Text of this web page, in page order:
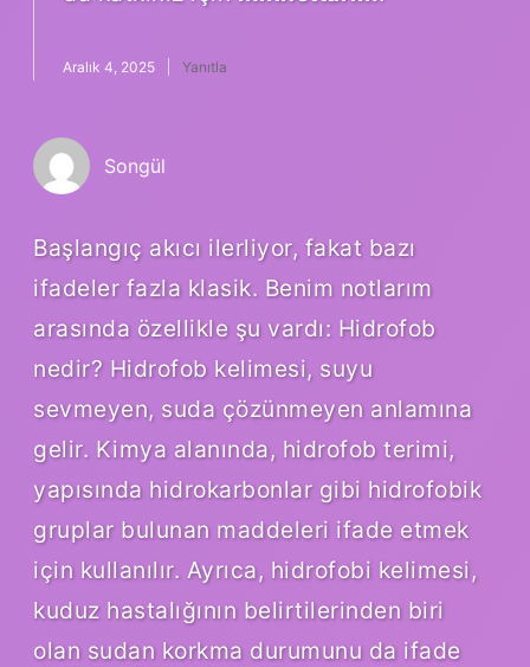
Aralık 4, 2025 Yanıtla
Songül
Başlangıç akıcı ilerliyor, fakat bazı
ifadeler fazla klasik. Benim notlarım
arasında özellikle şu vardı: Hidrofob
nedir? Hidrofob kelimesi, suyu
sevmeyen, suda çözünmeyen anlamına
gelir. Kimya alanında, hidrofob terimi,
yapısında hidrokarbonlar gibi hidrofobik
gruplar bulunan maddeleri ifade etmek
için kullanılır. Ayrıca, hidrofobi kelimesi,
kuduz hastalığının belirtilerinden biri
olan sudan korkma durumunu da ifade